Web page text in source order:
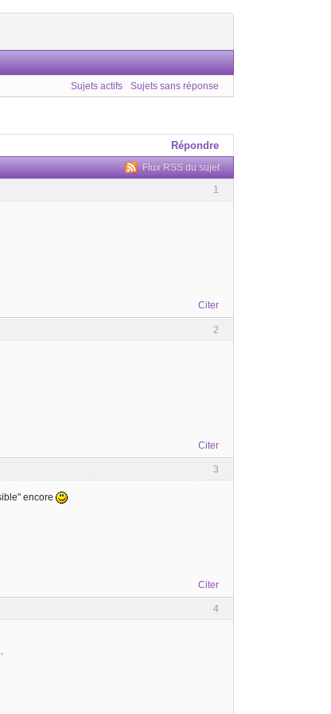
Sujets actifs Sujets sans réponse
Répondre
Flux RSS du sujet
1
Citer
2
Citer
3
encore
Citer
4